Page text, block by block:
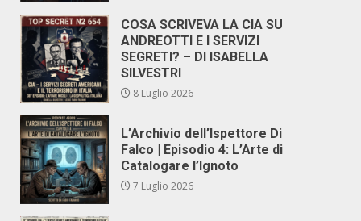
COSA SCRIVEVA LA CIA SU
ANDREOTTI E I SERVIZI
SEGRETI? – DI ISABELLA
SILVESTRI
8 Luglio 2026
L’Archivio dell’Ispettore Di
Falco | Episodio 4: L’Arte di
Catalogare l’Ignoto
7 Luglio 2026